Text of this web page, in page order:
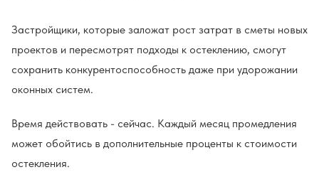
Застройщики, которые заложат рост затрат в сметы новых
проектов и пересмотрят подходы к остеклению, смогут
сохранить конкурентоспособность даже при удорожании
оконных систем.
Время действовать - сейчас. Каждый месяц промедления
может обойтись в дополнительные проценты к стоимости
остекления.